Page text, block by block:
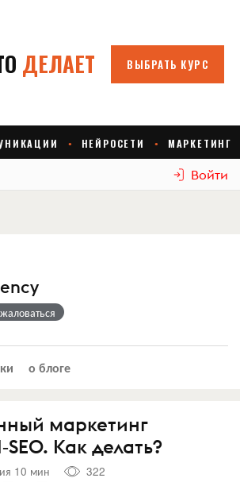
Войти
о блоге
маркетинг
Как делать?
10 мин
322